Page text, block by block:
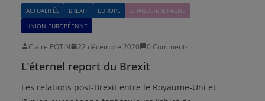
ACTUALITÉS BREXIT EUROPE
GRANDE-BRETAGNE
UNION EUROPÉENNE
Claire POTIN 22 décembre 2020 0 Comments
L’éternel report du Brexit
Les relations post-Brexit entre le Royaume-Uni et